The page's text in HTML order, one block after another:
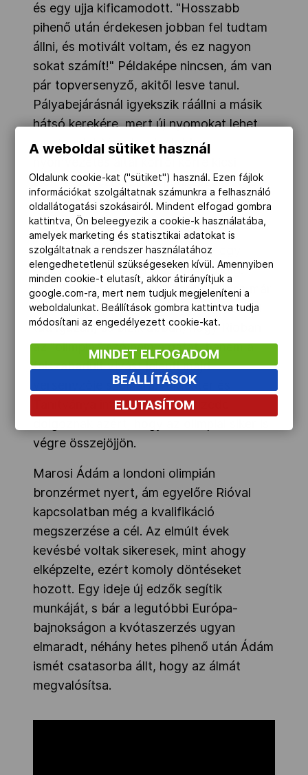
és egy ujja kificamodott. "Hosszabb
pihenő után érdekesen jobban fel tudtam
állni, és motivált voltam, és ez nagyon
sokat számít!" Példaképe nincsen, ám van
pár topversenyző, akitől lesve tanul.
Pályabejárásnál igyekszik ráállni a másik
hátsó kerekére, mert új nyomokat lehet
megtanulni. Vagyis a legjobb
előnyt szerezhet. Erre pedig szükség is
van, hogy meglegyen a kvóta!
Szász Emese immár a harmadik
olimpiájára készül, ám reméli, ez egy
teljesen más olimpia lesz, mint eddig.
Edzője, Kulcsár Győző szerint Emese már
minden világversenyen megmutatta, mit
tud igazán, és bízik abban, hogy Rióban
az "olimpia," szó nem a gátat, hanem a
felszabadult vívást jelenti majd
versenyzője számára. A Mester és
Tanítványa immár másfél évtizede
végre összejöjjön.
Marosi Ádám a londoni olimpián
bronzérmet nyert, ám egyelőre Rióval
kapcsolatban még a kvalifikáció
megszerzése a cél. Az elmúlt évek
kevésbé voltak sikeresek, mint ahogy
elképzelte, ezért komoly döntéseket
hozott. Egy ideje új edzők segítik
munkáját, s bár a legutóbbi Európa-
bajnokságon a kvótaszerzés ugyan
elmaradt, néhány hetes pihenő után Ádám
ismét csatasorba állt, hogy az álmát
megvalósítsa.
A weboldal sütiket használ
Oldalunk cookie-kat ("sütiket") használ. Ezen fájlok
információkat szolgáltatnak számunkra a felhasználó
oldallátogatási szokásairól. Mindent elfogad gombra
kattintva, Ön beleegyezik a cookie-k használatába,
amelyek marketing és statisztikai adatokat is
szolgáltatnak a rendszer használatához
elengedhetetlenül szükségeseken kívül. Amennyiben
minden cookie-t elutasít, akkor átirányítjuk a
google.com-ra, mert nem tudjuk megjeleníteni a
weboldalunkat. Beállítások gombra kattintva tudja
módosítani az engedélyezett cookie-kat.
MINDET ELFOGADOM
BEÁLLÍTÁSOK
ELUTASÍTOM